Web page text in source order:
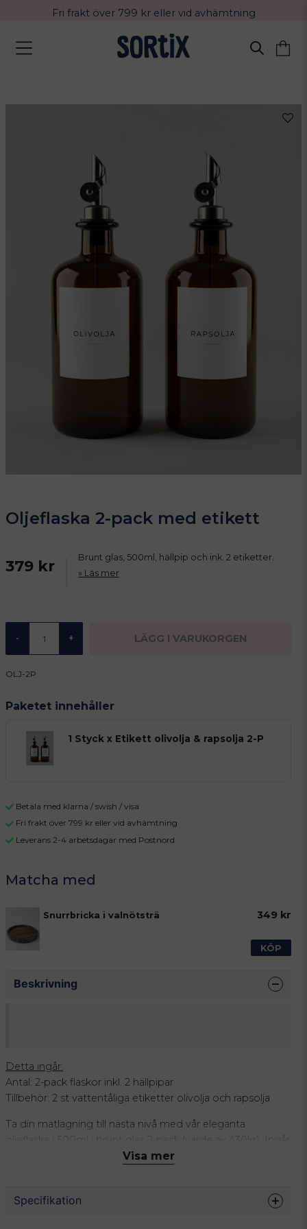
Fri frakt över 799 kr eller vid avhämtning
Leverans 2-4 arbetsdagar med Postnord
Oljeflaska 2-pack med etikett
379 kr
Brunt glas, 500ml, hällpip och ink. 2 etiketter.
Läs mer
- + LÄGG I VARUKORGEN
OLJ-2P
Paketet innehåller
1 Styck x Etikett olivolja & rapsolja 2-P
Betala med klarna / swish / visa
Fri frakt över 799 kr eller vid avhämtning
Leverans 2-4 arbetsdagar med Postnord
Snurrbricka i valnötsträ 349 kr
KÖP
Beskrivning
Detta ingår:
Antal: 2-pack flaskor inkl. 2 hällpipar
Tillbehör: 2 st vattentåliga etiketter olivolja och rapsolja
Ta din matlagning till nästa nivå med vår eleganta
oljeflaska i 500ml i brunt glas 2-pack (värde av 430kr). Ingår
2 stycken etiketter med olivolja och rapsolja. Den mörka
till en vacker detalj i både kök och på matbord.
Visa mer
Specifikation